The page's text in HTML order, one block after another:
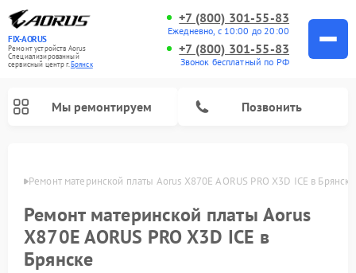
FIX-AORUS
Ремонт устройств Aorus
Специализированный
cервисный центр г.Брянск
+7 (800) 301-55-83
Ежедневно, с 10:00 до 20:00
+7 (800) 301-55-83
Звонок бесплатный по РФ
Мы ремонтируем Позвонить
Ремонт материнской платы Aorus X870E AORUS PRO X3D ICE в Брянске
Ремонт материнской платы Aorus
X870E AORUS PRO X3D ICE в
Брянске